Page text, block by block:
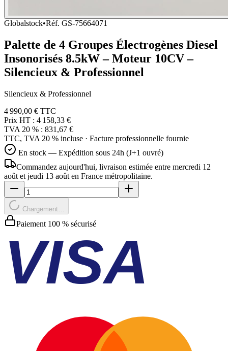
Globalstock•Réf. GS-75664071
Palette de 4 Groupes Électrogènes Diesel
Insonorisés 8.5kW – Moteur 10CV –
Silencieux & Professionnel
Silencieux & Professionnel
4 990,00 € TTC
Prix HT : 4 158,33 €
TVA 20 % : 831,67 €
TTC, TVA 20 % incluse · Facture professionnelle fournie
En stock — Expédition sous 24h (J+1 ouvré)
Commandez aujourd'hui, livraison estimée entre mercredi 12
août et jeudi 13 août en France métropolitaine.
Chargement…
Paiement 100 % sécurisé
VISA